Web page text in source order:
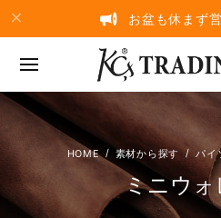
お盆も休まず
素材から探す パイ
ミニウ